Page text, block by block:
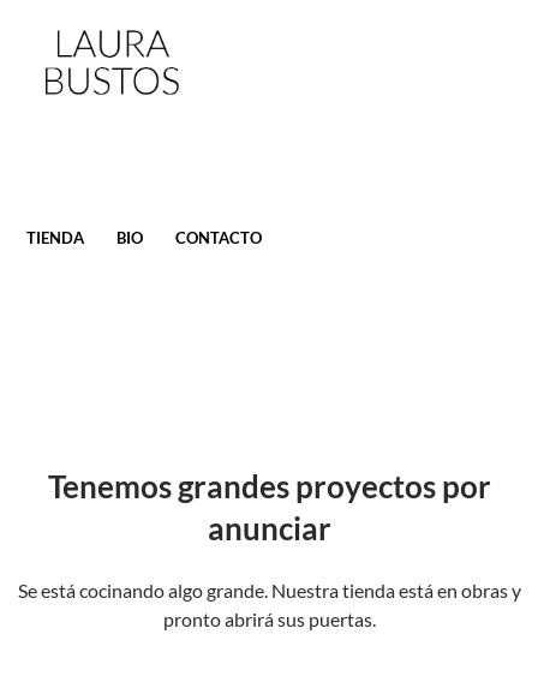
AL
TIENDA BIO CONTACTO
Tenemos grandes proyectos por
anunciar
Se está cocinando algo grande. Nuestra tienda está en obras y
pronto abrirá sus puertas.